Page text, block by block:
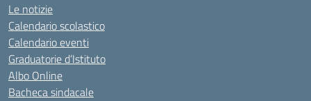
Le notizie
Calendario scolastico
Calendario eventi
Graduatorie d’Istituto
Albo Online
Bacheca sindacale